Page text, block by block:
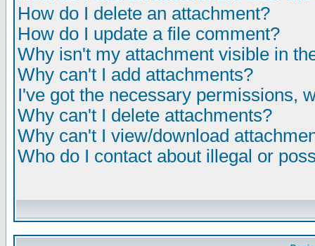
How do I delete an attachment?
How do I update a file comment?
Why isn't my attachment visible in
Why can't I add attachments?
I've got the necessary permissions,
Why can't I delete attachments?
Why can't I view/download
Who do I contact about illegal or